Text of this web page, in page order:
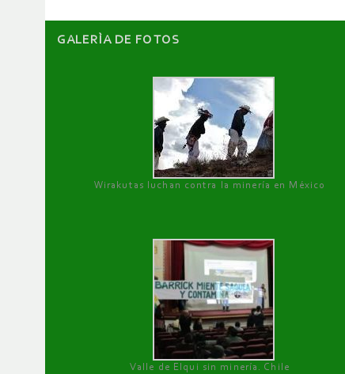
GALERÌA DE FOTOS
Wirakutas luchan contra la minería en México
Valle de Elqui sin minería. Chile